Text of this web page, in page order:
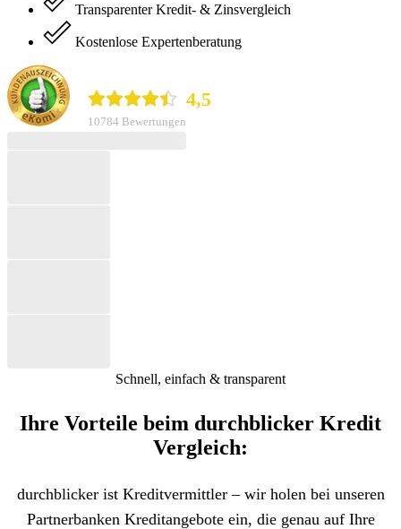
Transparenter Kredit- & Zinsvergleich
Kostenlose Expertenberatung
4,5
10784 Bewertungen
Schnell, einfach & transparent
Ihre Vorteile beim durchblicker Kredit
Vergleich:
durchblicker ist Kreditvermittler – wir holen bei unseren
Partnerbanken Kreditangebote ein, die genau auf Ihre